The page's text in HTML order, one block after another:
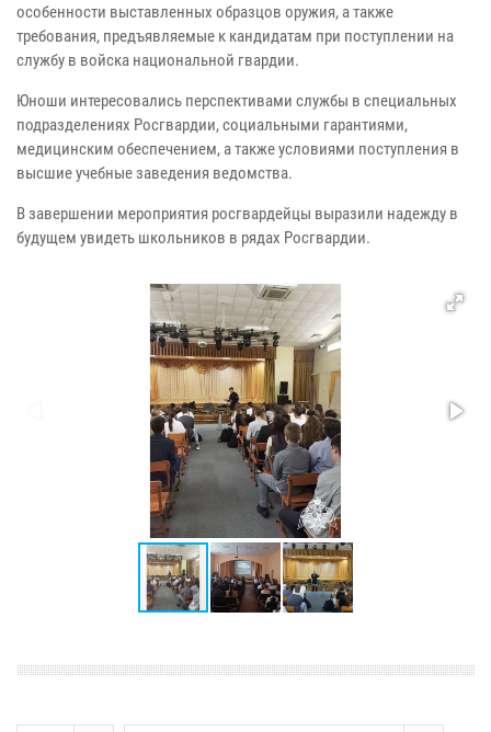
особенности выставленных образцов оружия, а также
требования, предъявляемые к кандидатам при поступлении на
службу в войска национальной гвардии.
Юноши интересовались перспективами службы в специальных
подразделениях Росгвардии, социальными гарантиями,
медицинским обеспечением, а также условиями поступления в
высшие учебные заведения ведомства.
В завершении мероприятия росгвардейцы выразили надежду в
будущем увидеть школьников в рядах Росгвардии.